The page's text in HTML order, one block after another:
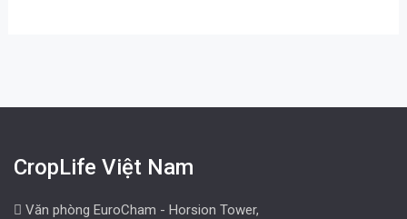
CropLife Việt Nam
Văn phòng EuroCham - Horsion Tower,